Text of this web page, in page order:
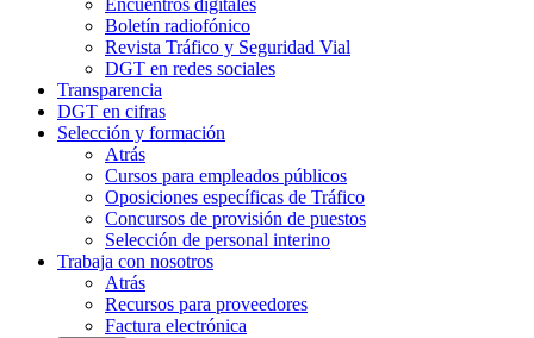
Encuentros digitales
Boletín radiofónico
Revista Tráfico y Seguridad Vial
DGT en redes sociales
Transparencia
DGT en cifras
Selección y formación
Atrás
Cursos para empleados públicos
Oposiciones específicas de Tráfico
Concursos de provisión de puestos
Selección de personal interino
Trabaja con nosotros
Atrás
Recursos para proveedores
Factura electrónica